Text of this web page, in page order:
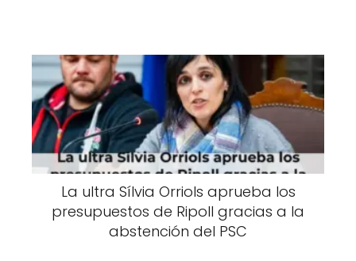
La ultra Sílvia Orriols aprueba los
presupuestos de Ripoll gracias a la
abstención del PSC